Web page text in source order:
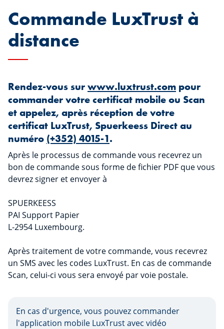
Commande LuxTrust à
distance
Rendez-vous surwww.luxtrust.com pour
commander votre certificat mobile ou Scan
et appelez, après réception de votre
certificat LuxTrust, Spuerkeess Direct au
numéro (+352) 4015-1.
Après le processus de commande vous recevrez un
bon de commande sous forme de fichier PDF que vous
devrez signer et envoyer à
SPUERKEESS
PAI Support Papier
L-2954 Luxembourg.
Après traitement de votre commande, vous recevrez
un SMS avec les codes LuxTrust. En cas de commande
Scan, celui-ci vous sera envoyé par voie postale.
En cas d'urgence, vous pouvez commander
l'application mobile LuxTrust avec vidéo